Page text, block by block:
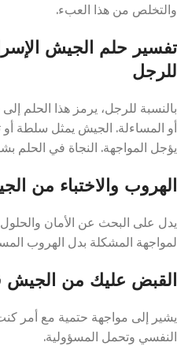
والتخلص من هذا العبء.
تفسير حلم الجيش
للرجل
بالنسبة للرجل، يرمز هذا الحلم
أو المساءلة. الجيش يمثل سلطة أو
يؤجل المواجهة. النجاة في الحلم
الهروب والاختباء من
يدل على البحث عن الأمان
لمواجهة المشكلة بدل الهروب
القبض عليك من الجيش
يشير إلى مواجهة حتمية مع أمر كنت
النفسي وتحمل المسؤولية.